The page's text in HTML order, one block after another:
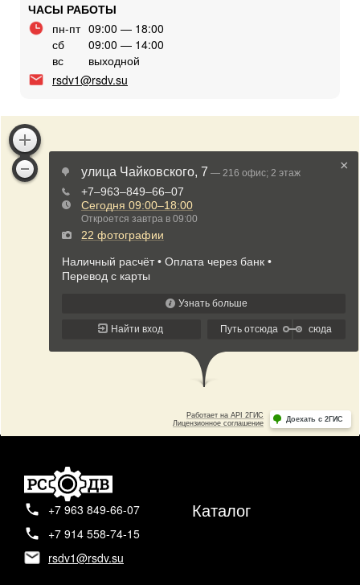
ЧАСЫ РАБОТЫ
пн-пт 09:00 — 18:00
сб
09:00 — 14:00
вс
выходной
rsdv1@rsdv.su
+7 963 849-66-07
+7 914 558-74-15
rsdv1@rsdv.su
Каталог